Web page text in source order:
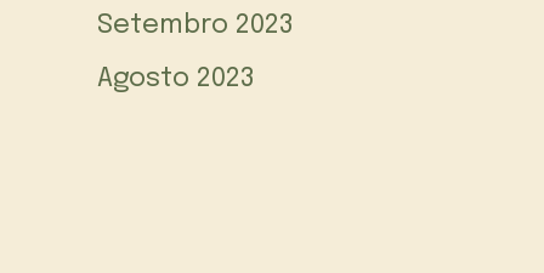
Setembro 2023
Agosto 2023